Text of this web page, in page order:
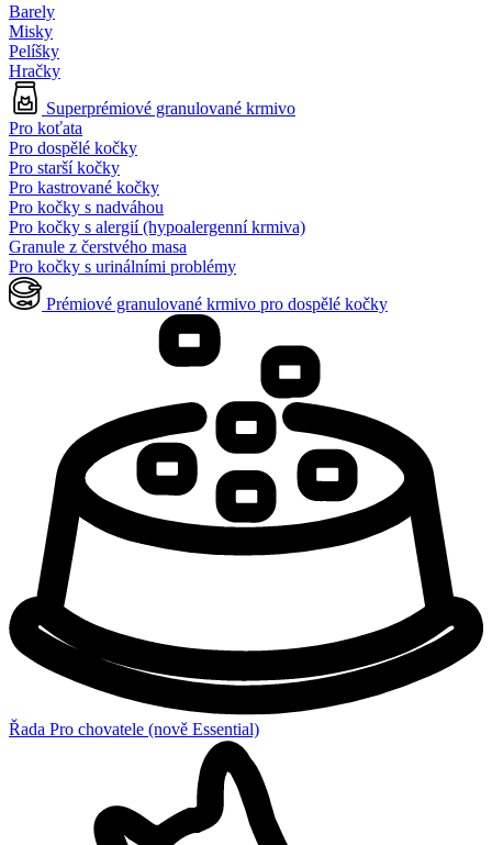
Barely
Misky
Pelíšky
Hračky
Superprémiové granulované krmivo
Pro koťata
Pro dospělé kočky
Pro starší kočky
Pro kastrované kočky
Pro kočky s nadváhou
Pro kočky s alergií (hypoalergenní krmiva)
Granule z čerstvého masa
Pro kočky s urinálními problémy
Prémiové granulované krmivo pro dospělé kočky
Řada Pro chovatele (nově Essential)